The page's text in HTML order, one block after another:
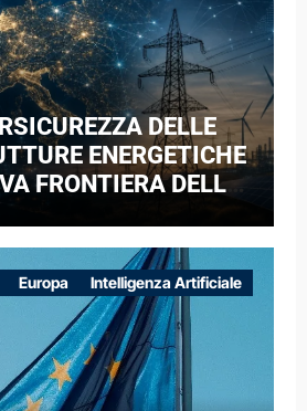
DELLE
ENERGETICHE
FRONTIERA DELLA
RETI ELETTRICHE
CONTESTO DELLA
IBRIDA
Europa Intelligenza Artificiale